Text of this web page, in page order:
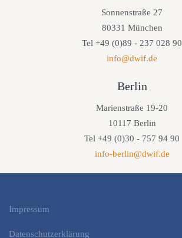
Sonnenstraße 27
80331 München
Tel +49 (0)89 - 237 028 90
info@dwif.de
Berlin
Marienstraße 19-20
10117 Berlin
Tel +49 (0)30 - 757 94 90
info-berlin@dwif.de
Impressum
Datenschutzerklärung